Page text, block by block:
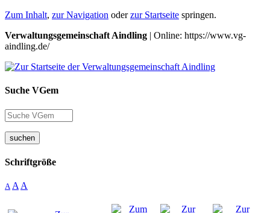
Zum Inhalt, zur Navigation oderzur Startseite springen.
Verwaltungsgemeinschaft Aindling | Online: https://www.vg-
aindling.de/
Suche VGem
suchen
Schriftgröße
A A A